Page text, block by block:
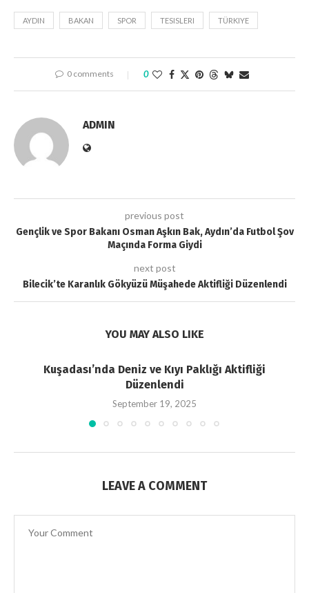
AYDIN BAKAN SPOR TESISLERI TÜRKIYE
0 comments 0
ADMIN
previous post
Gençlik ve Spor Bakanı Osman Aşkın Bak, Aydın’da Futbol Şov
Maçında Forma Giydi
next post
Bilecik’te Karanlık Gökyüzü Müşahede Aktifliği Düzenlendi
YOU MAY ALSO LIKE
Kuşadası’nda Deniz ve Kıyı Paklığı Aktifliği
Düzenlendi
September 19, 2025
LEAVE A COMMENT